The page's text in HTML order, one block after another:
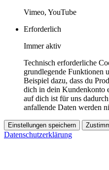
Vimeo, YouTube
Erforderlich
Immer aktiv
Technisch erforderliche
grundlegende Funktionen
Beispiel dazu, dass du
dich in dein Kundenkonto
auf dich ist für uns
anfallende Daten werden
Einstellungen speichern
Datenschutzerklärung